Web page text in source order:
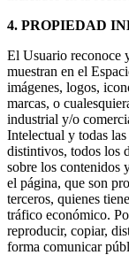
4. PROPIEDAD
El Usuario reconoce
muestran en el
imágenes, logos,
marcas, o
industrial y/o
Intelectual y todas
distintivos, todos los
sobre los contenidos
el página, que son
terceros, quienes
tráfico económico.
reproducir, copiar,
forma comunicar